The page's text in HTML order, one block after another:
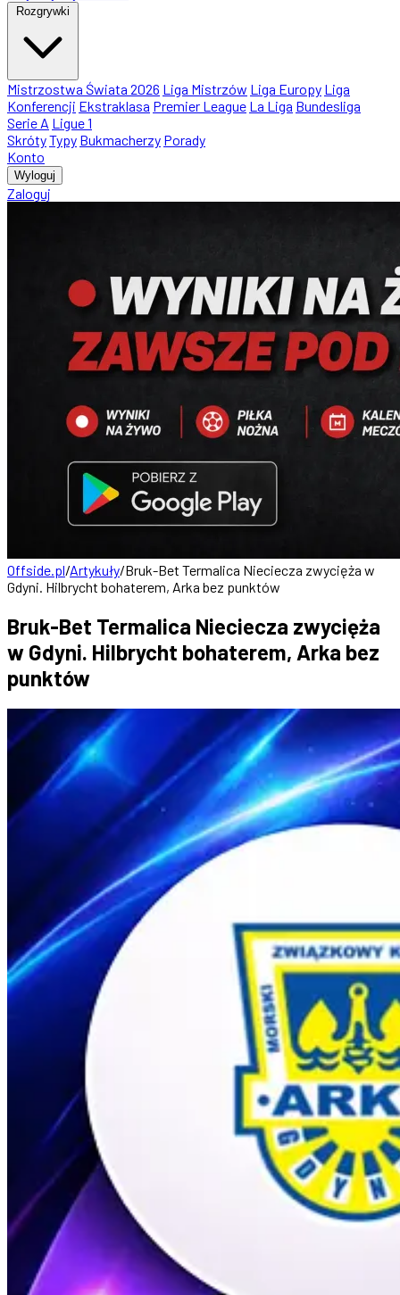
Rozgrywki
Mistrzostwa Świata 2026 Liga Mistrzów Liga Europy Liga
Konferencji Ekstraklasa Premier League La Liga Bundesliga
Serie A Ligue 1
SkrótyTypy Bukmacherzy Porady
Konto
Wyloguj
Zaloguj
Offside.pl/Artykuły/Bruk-Bet Termalica Nieciecza zwycięża w
Gdyni. Hilbrycht bohaterem, Arka bez punktów
Bruk-Bet Termalica Nieciecza zwycięża
w Gdyni. Hilbrycht bohaterem, Arka bez
punktów